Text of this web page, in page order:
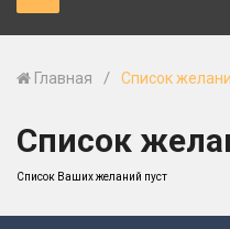
Главная / Список
Список
Список Ваших желаний пуст